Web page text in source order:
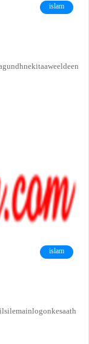
islam
gundhne ki taaweel deen
islam
main logon ke saath